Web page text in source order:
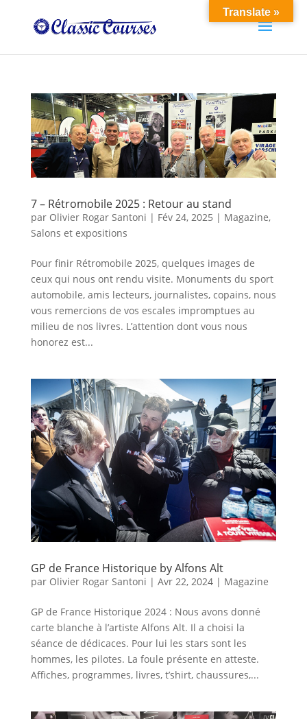
7 – Rétromobile 2025 : Retour au stand
par Olivier Rogar Santoni | Fév 24, 2025 | Magazine,
Salons et expositions
Pour finir Rétromobile 2025, quelques images de
ceux qui nous ont rendu visite. Monuments du sport
automobile, amis lecteurs, journalistes, copains, nous
vous remercions de vos escales impromptues au
milieu de nos livres. L’attention dont vous nous
honorez est...
GP de France Historique by Alfons Alt
par Olivier Rogar Santoni | Avr 22, 2024| Magazine
GP de France Historique 2024 : Nous avons donné
carte blanche à l’artiste Alfons Alt. Il a choisi la
séance de dédicaces. Pour lui les stars sont les
hommes, les pilotes. La foule présente en atteste.
Affiches, programmes, livres, t’shirt, chaussures,...
Translate »